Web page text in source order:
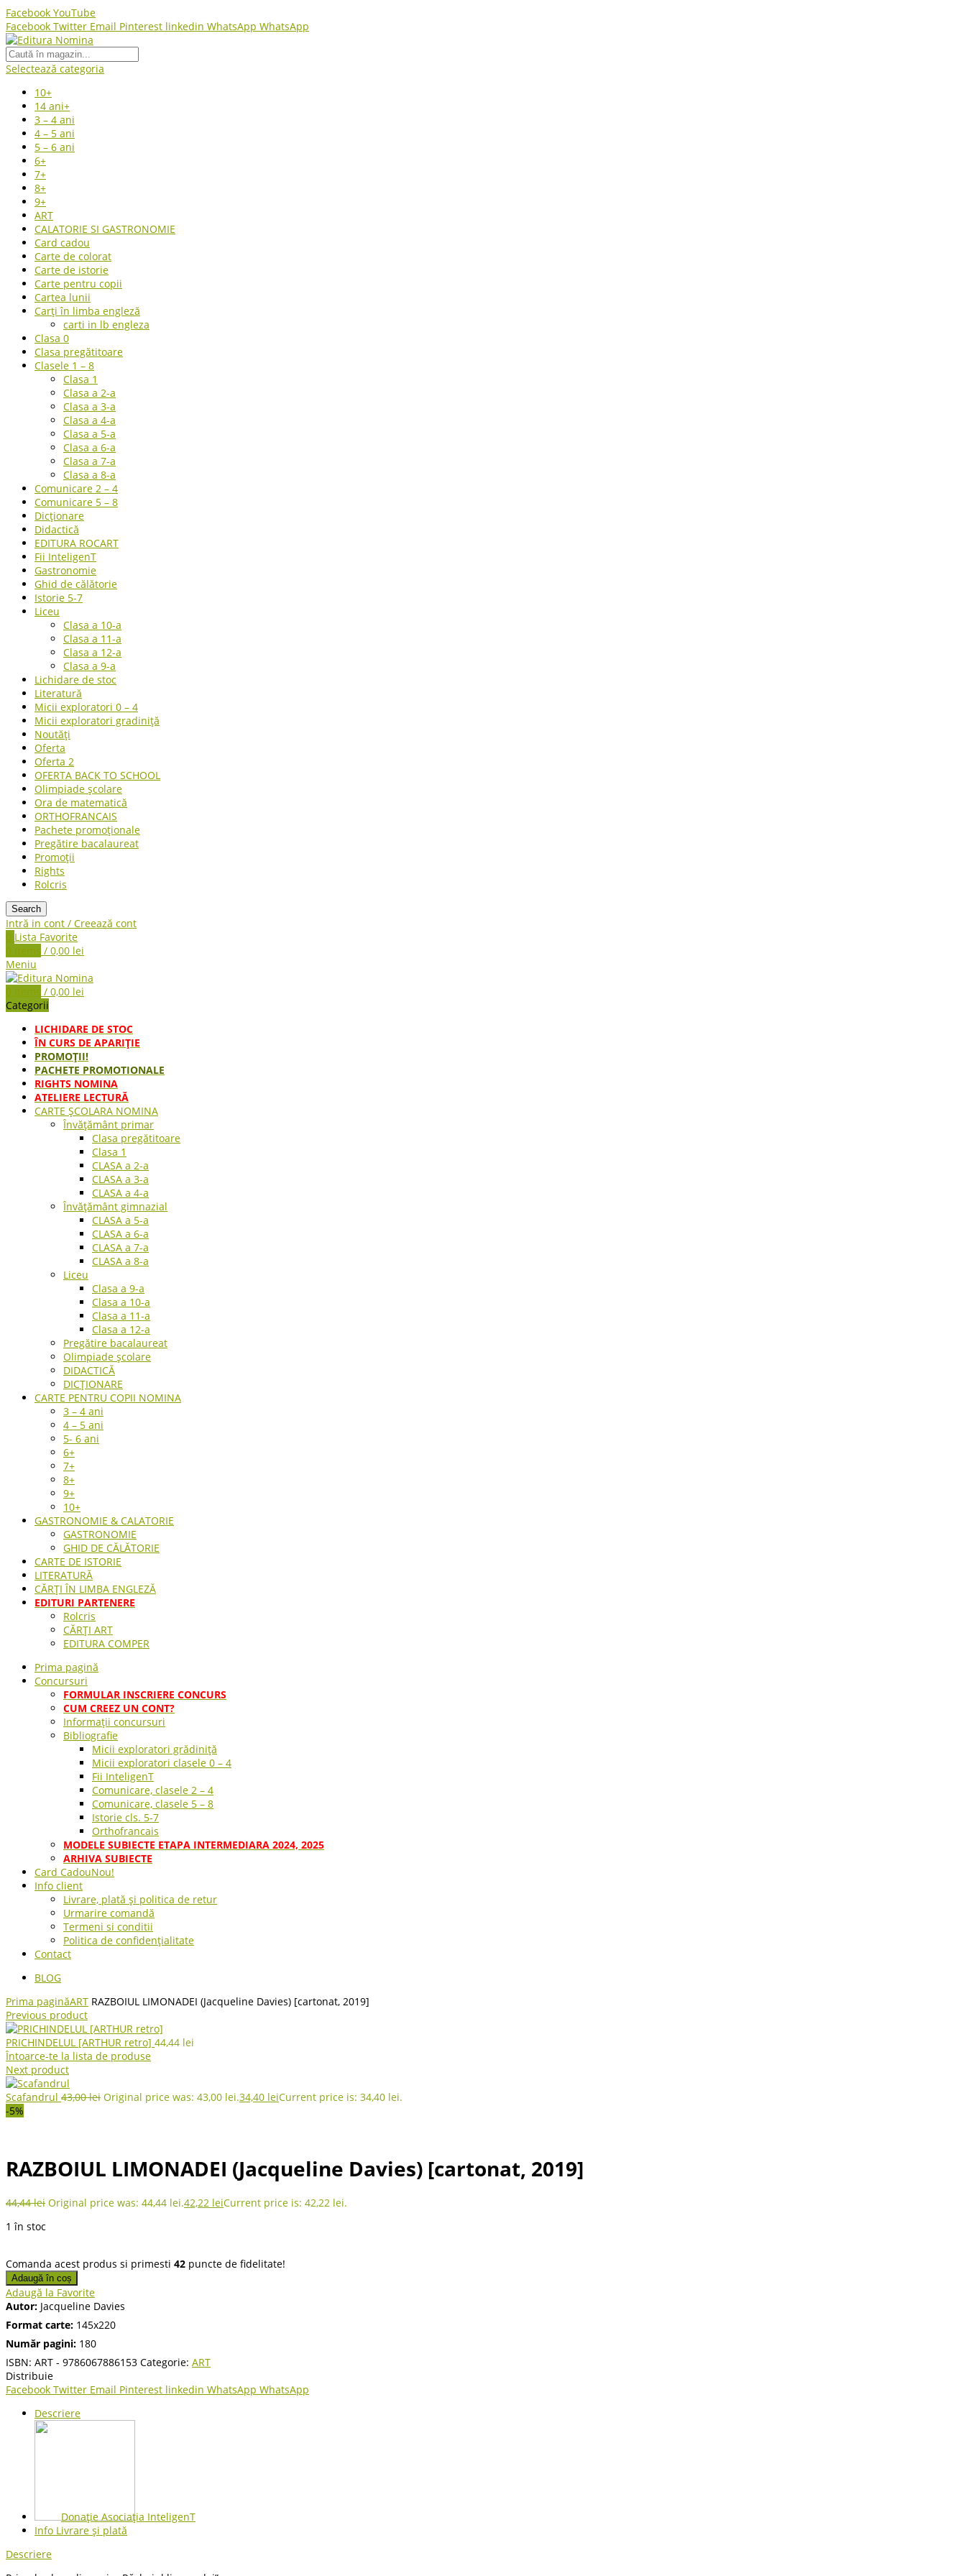
Facebook YouTube
Facebook Twitter Email Pinterest linkedin WhatsApp WhatsApp
Selectează categoria
10+
14 ani+
3 – 4 ani
4 – 5 ani
5 – 6 ani
6+
7+
8+
9+
ART
CALATORIE SI GASTRONOMIE
Card cadou
Carte de colorat
Carte de istorie
Carte pentru copii
Cartea lunii
Carți în limba engleză
carti in lb engleza
Clasa 0
Clasa pregătitoare
Clasele 1 – 8
Clasa 1
Clasa a 2-a
Clasa a 3-a
Clasa a 4-a
Clasa a 5-a
Clasa a 6-a
Clasa a 7-a
Clasa a 8-a
Comunicare 2 – 4
Comunicare 5 – 8
Dicționare
Didactică
EDITURA ROCART
Fii InteligenT
Gastronomie
Ghid de călătorie
Istorie 5-7
Liceu
Clasa a 10-a
Clasa a 11-a
Clasa a 12-a
Clasa a 9-a
Lichidare de stoc
Literatură
Micii exploratori 0 – 4
Micii exploratori gradiniță
Noutăți
Oferta
Oferta 2
OFERTA BACK TO SCHOOL
Olimpiade școlare
Ora de matematică
ORTHOFRANCAIS
Pachete promoționale
Pregătire bacalaureat
Promoții
Rights
Rolcris
Search
Intră in cont / Creează cont
0 Lista Favorite
0 items / 0,00 lei
Meniu
0 items / 0,00 lei
Categorii
LICHIDARE DE STOC
ÎN CURS DE APARIŢIE
PROMOȚII!
PACHETE PROMOTIONALE
RIGHTS NOMINA
ATELIERE LECTURĂ
CARTE ŞCOLARA NOMINA
Învățământ primar
Clasa pregătitoare
Clasa 1
CLASA a 2-a
CLASA a 3-a
CLASA a 4-a
Învățământ gimnazial
CLASA a 5-a
CLASA a 6-a
CLASA a 7-a
CLASA a 8-a
Liceu
Clasa a 9-a
Clasa a 10-a
Clasa a 11-a
Clasa a 12-a
Pregătire bacalaureat
Olimpiade școlare
DIDACTICĂ
DICȚIONARE
CARTE PENTRU COPII NOMINA
3 – 4 ani
4 – 5 ani
5- 6 ani
6+
7+
8+
9+
10+
GASTRONOMIE & CALATORIE
GASTRONOMIE
GHID DE CĂLĂTORIE
CARTE DE ISTORIE
LITERATURĂ
CĂRȚI ÎN LIMBA ENGLEZĂ
EDITURI PARTENERE
Rolcris
CĂRȚI ART
EDITURA COMPER
Prima pagină
Concursuri
FORMULAR INSCRIERE CONCURS
CUM CREEZ UN CONT?
Informații concursuri
Bibliografie
Micii exploratori grădiniță
Micii exploratori clasele 0 – 4
Fii InteligenT
Comunicare, clasele 2 – 4
Comunicare, clasele 5 – 8
Istorie cls. 5-7
Orthofrancais
MODELE SUBIECTE ETAPA INTERMEDIARA 2024, 2025
ARHIVA SUBIECTE
Card CadouNou!
Info client
Livrare, plată și politica de retur
Urmarire comandă
Termeni si conditii
Politica de confidențialitate
Contact
BLOG
Prima paginăART RAZBOIUL LIMONADEI (Jacqueline Davies) [cartonat, 2019]
Previous product
PRICHINDELUL [ARTHUR retro] 44,44 lei
Întoarce-te la lista de produse
Next product
Scafandrul 43,00lei Original price was: 43,00 lei.34,40 leiCurrent price is: 34,40 lei.
-5%
RAZBOIUL LIMONADEI (Jacqueline Davies) [cartonat, 2019]
44,44lei Original price was: 44,44 lei.42,22 leiCurrent price is: 42,22 lei.
1 în stoc
Comanda acest produs si primesti 42 puncte de fidelitate!
Adaugă în coș
Adaugă la Favorite
Autor: Jacqueline Davies
Format carte: 145x220
Număr pagini: 180
ISBN: ART - 9786067886153 Categorie: ART
Distribuie
Facebook Twitter Email Pinterest linkedin WhatsApp WhatsApp
Descriere
Donație Asociația InteligenT
Info Livrare și plată
Descriere